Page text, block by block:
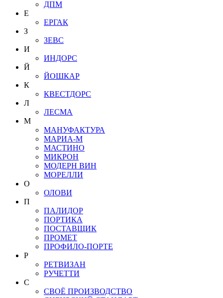
ДПМ
Е
ЕРГАК
З
ЗЕВС
И
ИНДОРС
Й
ЙОШКАР
К
КВЕСТДОРС
Л
ЛЕСМА
М
МАНУФАКТУРА
МАРИА-М
МАСТИНО
МИКРОН
МОДЕРН ВИН
МОРЕЛЛИ
О
ОЛОВИ
П
ПАЛИДОР
ПОРТИКА
ПОСТАВЩИК
ПРОМЕТ
ПРОФИЛО-ПОРТЕ
Р
РЕТВИЗАН
РУЧЕТТИ
С
СВОЁ ПРОИЗВОДСТВО